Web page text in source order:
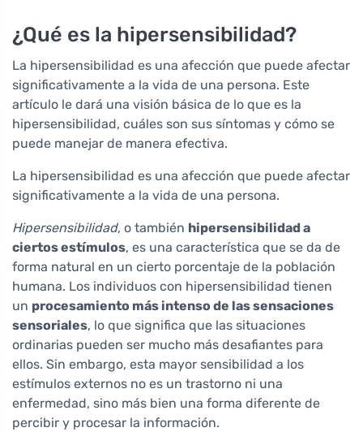
¿Qué es la hipersensibilidad?
La hipersensibilidad es una afección que puede afectar
significativamente a la vida de una persona. Este
artículo le dará una visión básica de lo que es la
hipersensibilidad, cuáles son sus síntomas y cómo se
puede manejar de manera efectiva.
La hipersensibilidad es una afección que puede afectar
significativamente a la vida de una persona.
Hipersensibilidad, o también hipersensibilidad a
ciertos estímulos, es una característica que se da de
forma natural en un cierto porcentaje de la población
humana. Los individuos con hipersensibilidad tienen
un procesamiento más intenso de las sensaciones
sensoriales, lo que significa que las situaciones
ordinarias pueden ser mucho más desafiantes para
ellos. Sin embargo, esta mayor sensibilidad a los
estímulos externos no es un trastorno ni una
enfermedad, sino más bien una forma diferente de
percibir y procesar la información.